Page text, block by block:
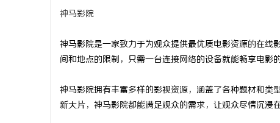
神马影院
神马影院是一家致力于为观众提供最优质电影资源的在
间和地点的限制，只需一台连接网络的设备就能畅享电影的
神马影院拥有丰富多样的影视资源，涵盖了各种题材和
新大片，神马影院都能满足观众的需求，让观众尽情沉浸